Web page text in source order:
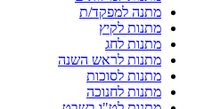
מתנה למפקד/ת
מתנות לקיץ
מתנות לחג
מתנות לראש השנה
מתנות לסוכות
מתנות לחנוכה